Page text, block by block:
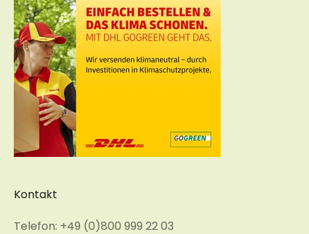
Kontakt
Telefon: +49 (0)800 999 22 03